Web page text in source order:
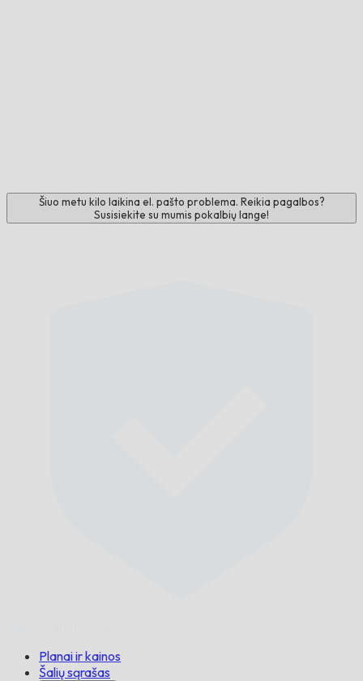
Šiuo metu kilo laikina el. pašto problema. Reikia pagalbos?
Susisiekite su mumis pokalbių lange!
Planai ir kainos
Šalių sąrašas